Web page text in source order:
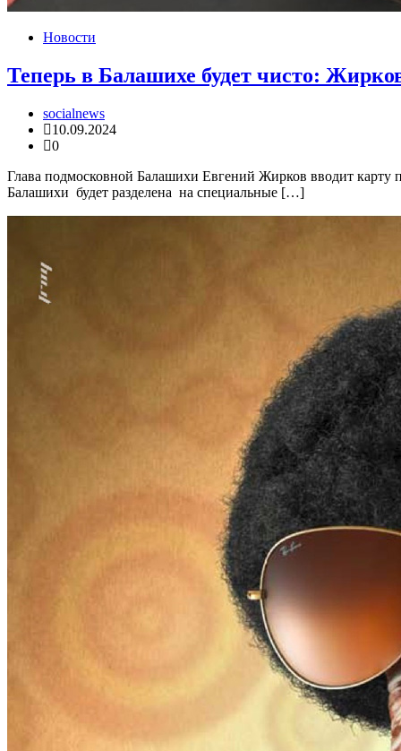
Новости
Теперь в Балашихе будет чисто:
socialnews
10.09.2024
0
Глава подмосковной Балашихи Евгений Жирков вводит карту
Балашихи будет разделена на специальные […]